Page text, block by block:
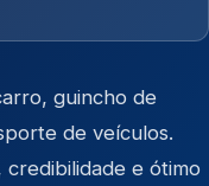
, guincho de
de veículos.
e ótimo